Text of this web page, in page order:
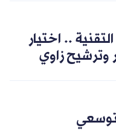
.. اختيار
وترشيح زاوي